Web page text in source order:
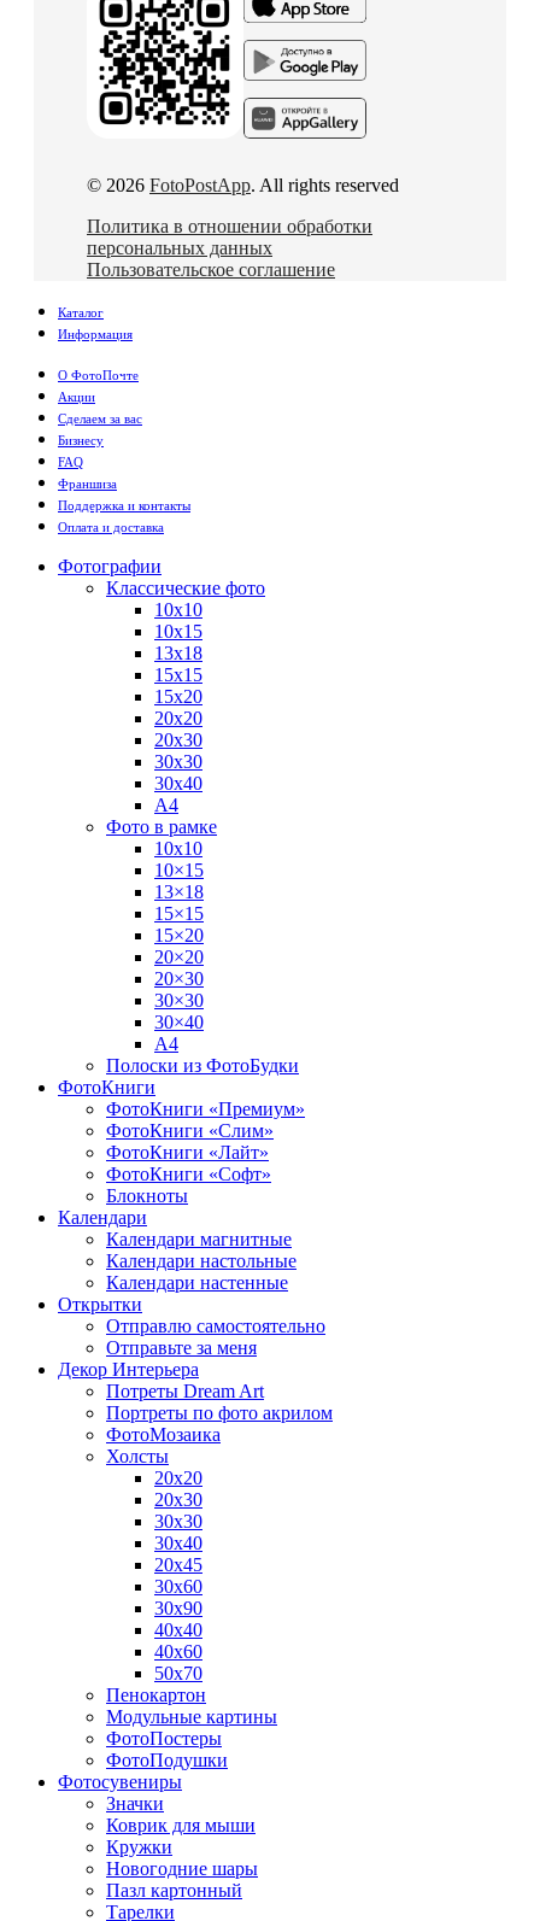
© 2026 FotoPostApp. All rights reserved
Политика в отношении обработки
персональных данных
Пользовательское соглашение
Каталог
Информация
О ФотоПочте
Акции
Сделаем за вас
Бизнесу
FAQ
Франшиза
Поддержка и контакты
Оплата и доставка
Фотографии
Классические фото
10х10
10х15
13х18
15х15
15х20
20х20
20х30
30х30
30х40
А4
Фото в рамке
10х10
10×15
13×18
15×15
15×20
20×20
20×30
30×30
30×40
A4
Полоски из ФотоБудки
ФотоКниги
ФотоКниги «Премиум»
ФотоКниги «Слим»
ФотоКниги «Лайт»
ФотоКниги «Софт»
Блокноты
Календари
Календари магнитные
Календари настольные
Календари настенные
Открытки
Отправлю самостоятельно
Отправьте за меня
Декор Интерьера
Потреты Dream Art
Портреты по фото акрилом
ФотоМозаика
Холсты
20х20
20х30
30х30
30х40
20х45
30х60
30х90
40х40
40х60
50х70
Пенокартон
Модульные картины
ФотоПостеры
ФотоПодушки
Фотоcувениры
Значки
Коврик для мыши
Кружки
Новогодние шары
Пазл картонный
Тарелки